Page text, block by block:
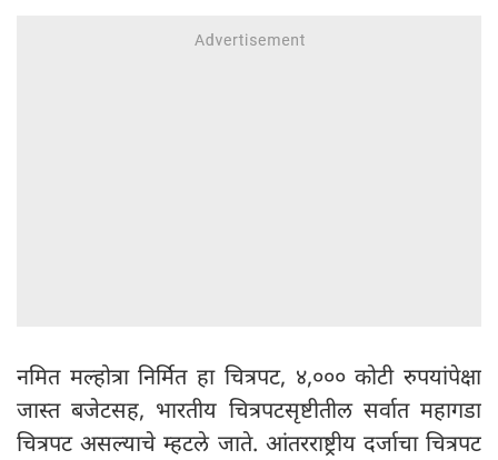
नमित मल्होत्रा ​​निर्मित हा चित्रपट, ४,००० कोटी रुपयांपेक्षा
जास्त बजेटसह, भारतीय चित्रपटसृष्टीतील सर्वात महागडा
चित्रपट असल्याचे म्हटले जाते. आंतरराष्ट्रीय दर्जाचा चित्रपट